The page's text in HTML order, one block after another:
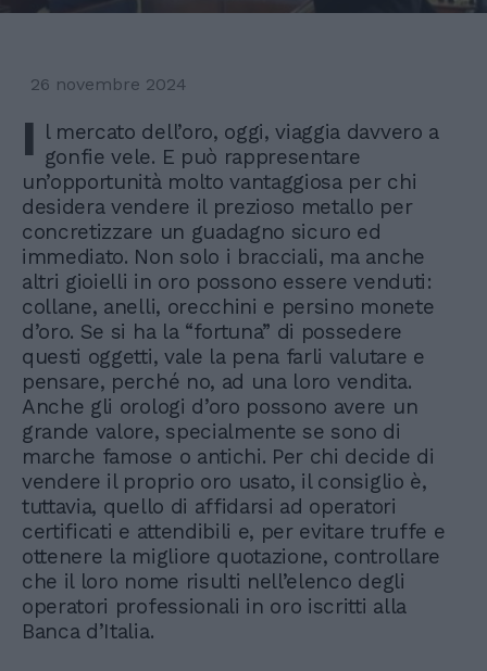
26 novembre 2024
I l mercato dell’oro, oggi, viaggia davvero a
gonfie vele. E può rappresentare
un’opportunità molto vantaggiosa per chi
desidera vendere il prezioso metallo per
concretizzare un guadagno sicuro ed
immediato. Non solo i bracciali, ma anche
altri gioielli in oro possono essere venduti:
collane, anelli, orecchini e persino monete
d’oro. Se si ha la “fortuna” di possedere
questi oggetti, vale la pena farli valutare e
pensare, perché no, ad una loro vendita.
Anche gli orologi d’oro possono avere un
grande valore, specialmente se sono di
marche famose o antichi. Per chi decide di
vendere il proprio oro usato, il consiglio è,
tuttavia, quello di affidarsi ad operatori
certificati e attendibili e, per evitare truffe e
ottenere la migliore quotazione, controllare
che il loro nome risulti nell’elenco degli
operatori professionali in oro iscritti alla
Banca d’Italia.